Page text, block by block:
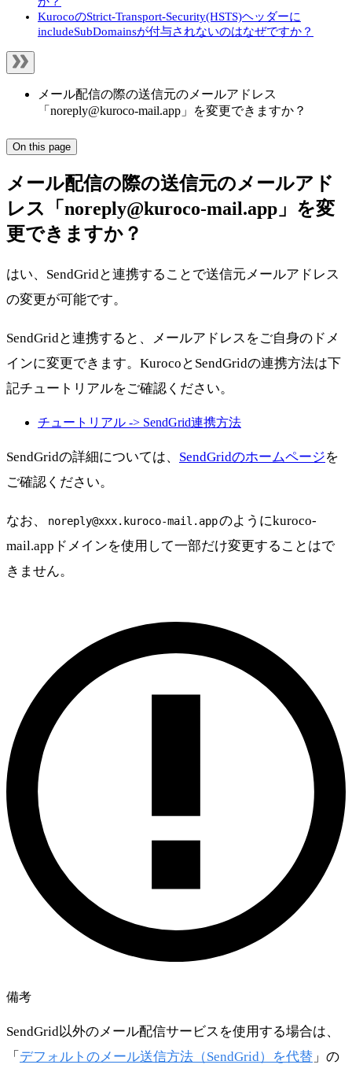
KurocoのStrict-Transport-Security(HSTS)ヘッダーに
includeSubDomainsが付与されないのはなぜですか？
メール配信の際の送信元のメールアドレス
「noreply@kuroco-mail.app」を変更できますか？
On this page
メール配信の際の送信元のメールアド
レス「noreply@kuroco-mail.app」を変
更できますか？
はい、SendGridと連携することで送信元メールアドレス
の変更が可能です。
SendGridと連携すると、メールアドレスをご自身のドメ
インに変更できます。KurocoとSendGridの連携方法は下
記チュートリアルをご確認ください。
チュートリアル -> SendGrid連携方法
SendGridの詳細については、 SendGridのホームページを
ご確認ください。
なお、 noreply@xxx.kuroco-mail.appのようにkuroco-
mail.appドメインを使用して一部だけ変更することはで
きません。
備考
SendGrid以外のメール配信サービスを使用する場合は、
「 デフォルトのメール送信方法（SendGrid）を代替 」の